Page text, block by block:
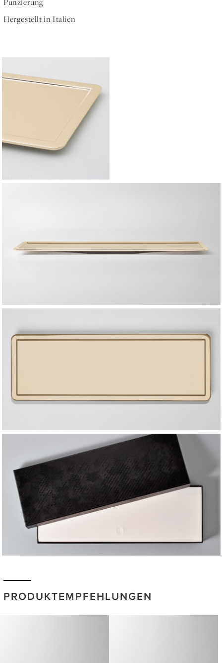
Punzierung
Hergestellt in Italien
PRODUKTEMPFEHLUNGEN